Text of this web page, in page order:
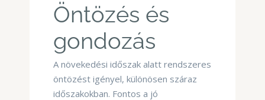
Öntözés és
gondozás
A növekedési időszak alatt rendszeres
öntözést igényel, különösen száraz
időszakokban. Fontos a jó